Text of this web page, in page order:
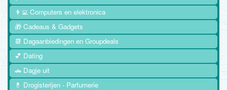
👨‍💻 Computers en elektronica
🎁 Cadeaus & Gadgets
📆 Dagaanbiedingen en Groupdeals
💕 Dating
🚗 Dagje uit
💊 Drogisterijen - Parfumerie